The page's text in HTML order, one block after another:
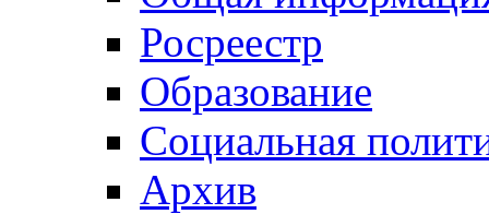
Росреестр
Образование
Социальная
Архив